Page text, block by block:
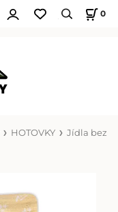
0
HOTOVKY
Jídla bez